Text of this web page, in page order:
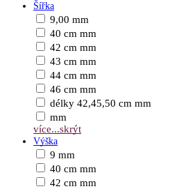
Šířka
9,00 mm
40 cm mm
42 cm mm
43 cm mm
44 cm mm
46 cm mm
délky 42,45,50 cm mm
mm
více...skrýt
Výška
9 mm
40 cm mm
42 cm mm